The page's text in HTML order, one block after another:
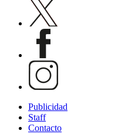
Publicidad
Staff
Contacto